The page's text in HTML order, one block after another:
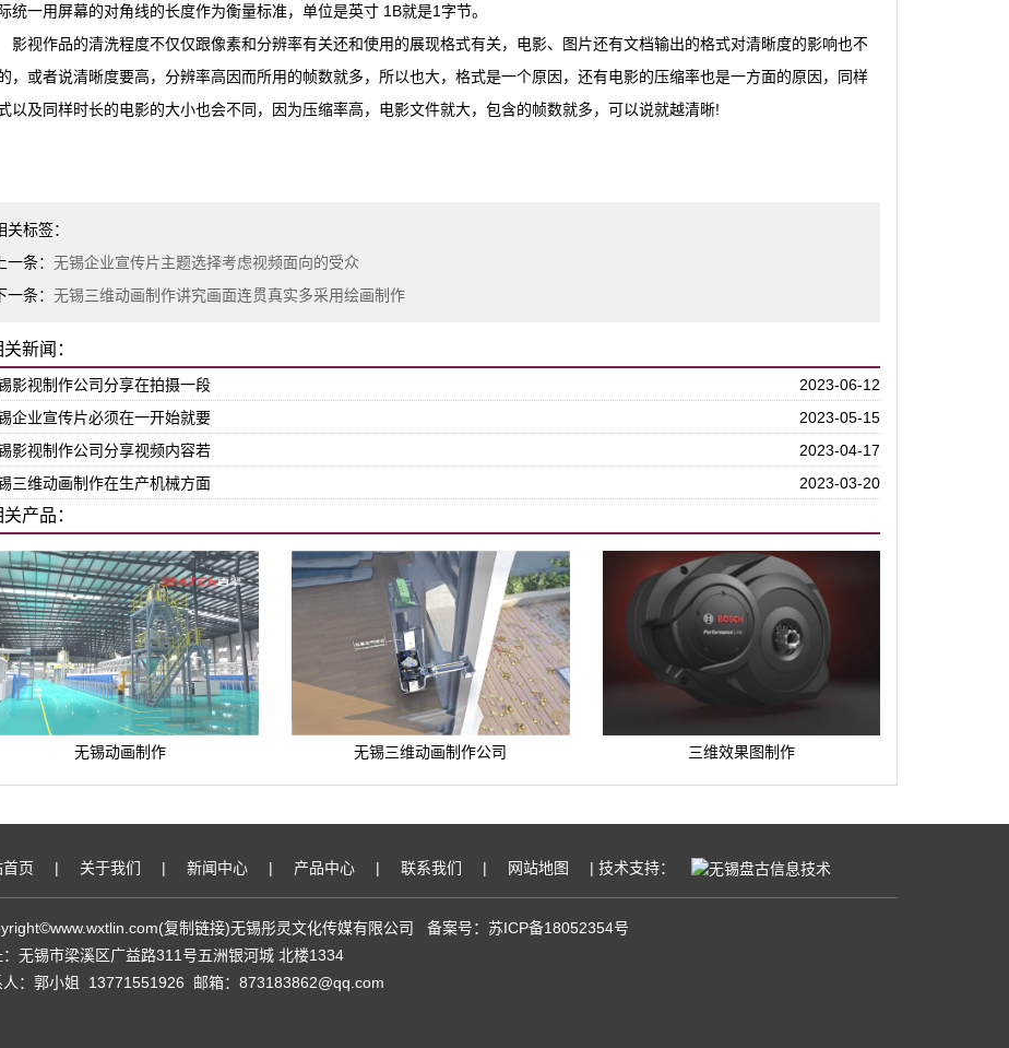
统一用屏幕的对角线的长度作为衡量标准，单位是英寸 1B就是1字节。
影视作品的清洗程度不仅仅跟像素和分辨率有关还和使用的展现格式有关，电影、图片还有文档输出的格式对清晰度的影响也不
，或者说清晰度要高，分辨率高因而所用的帧数就多，所以也大，格式是一个原因，还有电影的压缩率也是一方面的原因，同样
以及同样时长的电影的大小也会不同，因为压缩率高，电影文件就大，包含的帧数就多，可以说就越清晰!
关标签：
上一条： 无锡企业宣传片主题选择考虑视频面向的受众
一条： 无锡三维动画制作讲究画面连贯真实多采用绘画制作
新闻：
影视制作公司分享在拍摄一段
2023-06-12
企业宣传片必须在一开始就要
2023-05-15
影视制作公司分享视频内容若
2023-04-17
三维动画制作在生产机械方面
2023-03-20
产品：
无锡动画制作 无锡三维动画制作公司 三维效果图制作
首页 | 关于我们 | 新闻中心 | 产品中心 | 联系我们 | 网站地图 | 技术支持：
复制链接)无锡彤灵文化传媒有限公司 备案号： 苏ICP备18052354号
：无锡市梁溪区广益路311号五洲银河城 北楼1334
人：郭小姐 13771551926 邮箱：873183862@qq.com